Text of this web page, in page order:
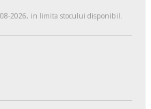
2026, in limita stocului disponibil.